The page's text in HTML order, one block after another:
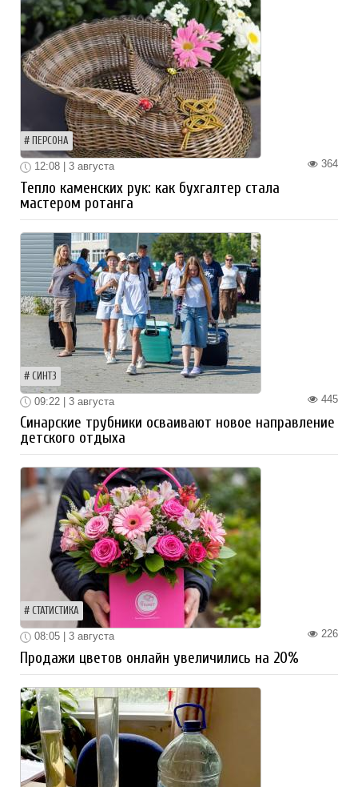
ПЕРСОНА
364
12:08 | 3 августа
Тепло каменских рук: как бухгалтер стала
мастером ротанга
СИНТЗ
445
09:22 | 3 августа
Синарские трубники осваивают новое направление
детского отдыха
СТАТИСТИКА
226
08:05 | 3 августа
Продажи цветов онлайн увеличились на 20%